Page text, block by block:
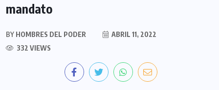
mandato
BY HOMBRES DEL PODER
ABRIL 11, 2022
332 VIEWS